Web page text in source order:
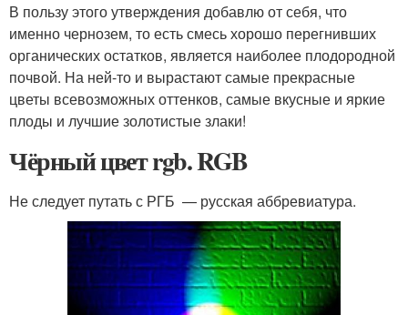
В пользу этого утверждения добавлю от себя, что
именно чернозем, то есть смесь хорошо перегнивших
органических остатков, является наиболее плодородной
почвой. На ней-то и вырастают самые прекрасные
цветы всевозможных оттенков, самые вкусные и яркие
плоды и лучшие золотистые злаки!
Чёрный цвет rgb. RGB
Не следует путать с РГБ — русская аббревиатура.